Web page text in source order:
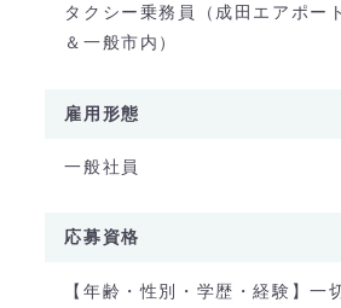
タクシー乗務員（成田エアポー
＆一般市内）
雇用形態
一般社員
応募資格
【年齢・性別・学歴・経験】一